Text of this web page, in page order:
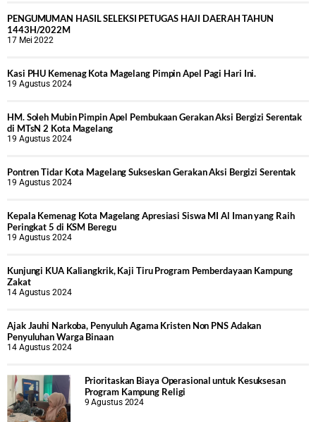
PENGUMUMAN HASIL SELEKSI PETUGAS HAJI DAERAH TAHUN
1443H/2022M
17 Mei 2022
Kasi PHU Kemenag Kota Magelang Pimpin Apel Pagi Hari Ini.
19 Agustus 2024
HM. Soleh Mubin Pimpin Apel Pembukaan Gerakan Aksi Bergizi Serentak
di MTsN 2 Kota Magelang
19 Agustus 2024
Pontren Tidar Kota Magelang Sukseskan Gerakan Aksi Bergizi Serentak
19 Agustus 2024
Kepala Kemenag Kota Magelang Apresiasi Siswa MI Al Iman yang Raih
Peringkat 5 di KSM Beregu
19 Agustus 2024
Kunjungi KUA Kaliangkrik, Kaji Tiru Program Pemberdayaan Kampung
Zakat
14 Agustus 2024
Ajak Jauhi Narkoba, Penyuluh Agama Kristen Non PNS Adakan
Penyuluhan Warga Binaan
14 Agustus 2024
Prioritaskan Biaya Operasional untuk Kesuksesan
Program Kampung Religi
9 Agustus 2024